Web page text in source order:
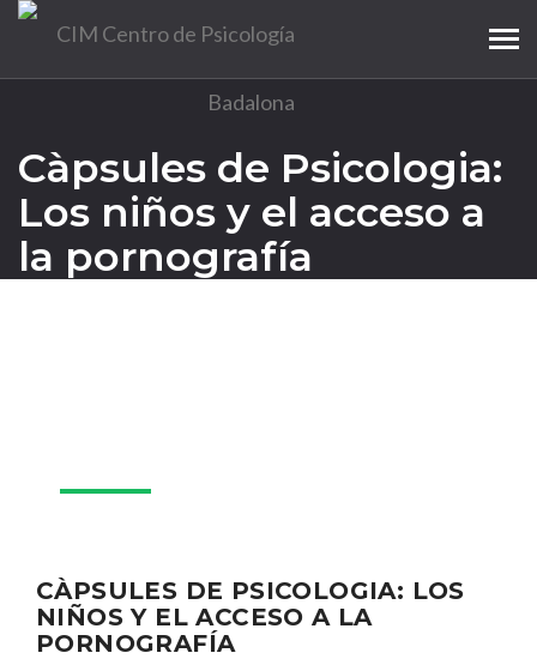
Càpsules de Psicologia:
Los niños y el acceso a
la pornografía
CÀPSULES DE PSICOLOGIA: LOS
NIÑOS Y EL ACCESO A LA
PORNOGRAFÍA